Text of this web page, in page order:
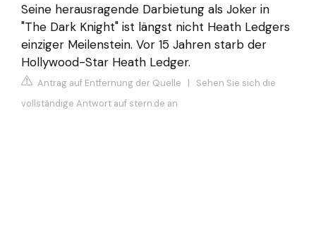
Seine herausragende Darbietung als Joker in
"The Dark Knight" ist längst nicht Heath Ledgers
einziger Meilenstein. Vor 15 Jahren starb der
Hollywood-Star Heath Ledger.
Antrag auf Entfernung der Quelle | Sehen Sie sich die
vollständige Antwort auf stern.de an